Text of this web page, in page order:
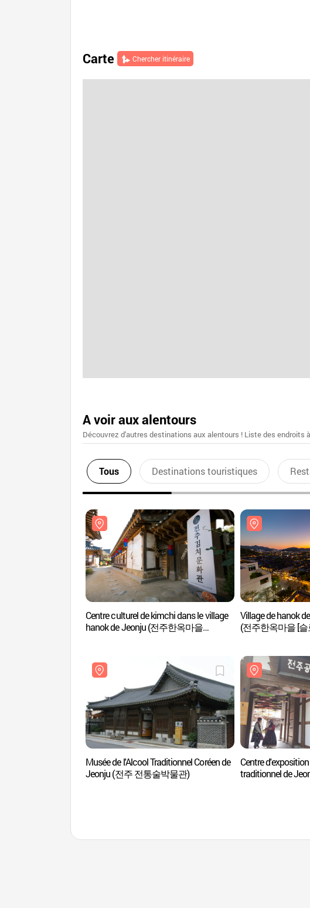
Carte Chercher itinéraire
A voir aux alentours
Découvrez d'autres destinations aux alentours ! Liste des endroits
Tous Destinations touristiques
Centre culturel de kimchi dans le village
hanok de Jeonju (전주한옥마을
Village de hanok
(전주한옥마을 [
Musée de l'Alcool Traditionnel Coréen de
Jeonju (전주 전통술박물관)
Centre
traditionnel de